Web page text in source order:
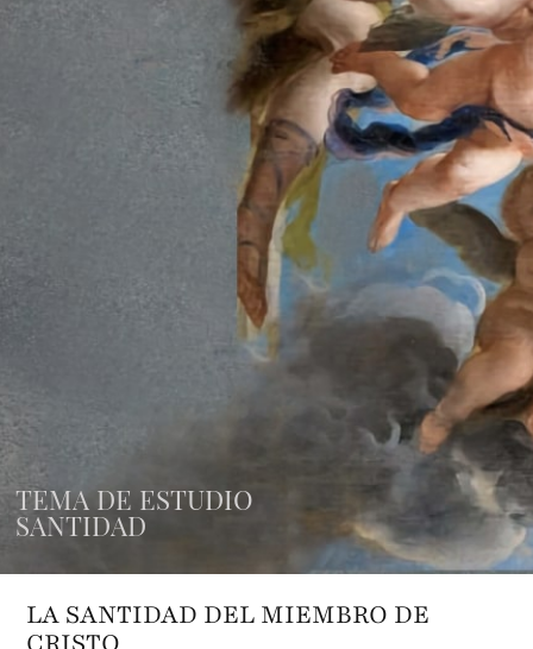
TEMA DE ESTUDIO
SANTIDAD
LA SANTIDAD DEL MIEMBRO DE